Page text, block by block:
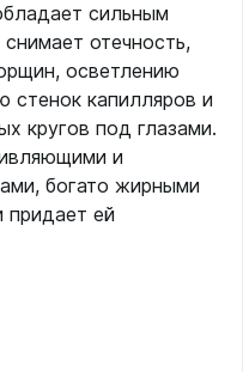
сильным
отечность,
осветлению
стенок капилляров и
кругов под глазами.
и
богато жирными
придает ей